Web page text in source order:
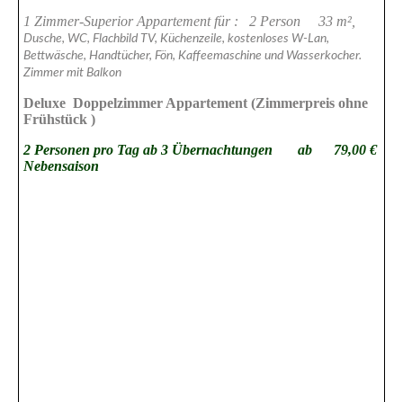
1 Zimmer-Superior Appartement für : 2 Person 33 m²,
Dusche, WC, Flachbild TV, Küchenzeile, kostenloses W-Lan,
Bettwäsche, Handtücher, Fön, Kaffeemaschine und Wasserkocher.
Zimmer mit Balkon
Deluxe Doppelzimmer Appartement (Zimmerpreis ohne
Frühstück )
2 Personen pro Tag ab 3 Übernachtungen ab 79,00 €
Nebensaison